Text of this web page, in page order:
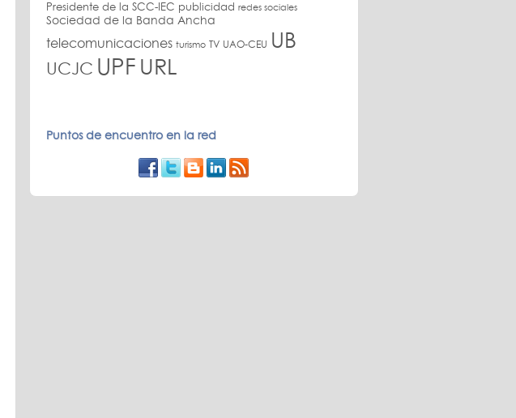
Presidente de la SCC-IEC publicidad redes sociales
Sociedad de la Banda Ancha
telecomunicaciones turismo TV UAO-CEU UB
UCJC UPF URL
Puntos de encuentro en la red